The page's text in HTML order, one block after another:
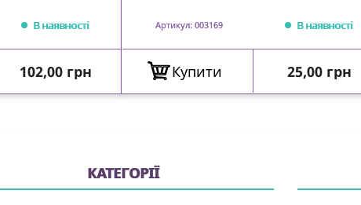
В наявності
Ціна
102,00 грн
Артикул: 003169 В наявності
Купити Ціна
25,00 грн
КАТЕГОРІЇ